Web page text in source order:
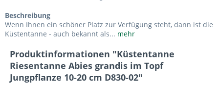
Beschreibung
Wenn Ihnen ein schöner Platz zur Verfügung steht, dann ist die
Küstentanne - auch bekannt als... mehr
Produktinformationen "Küstentanne
Riesentanne Abies grandis im Topf
Jungpflanze 10-20 cm D830-02"